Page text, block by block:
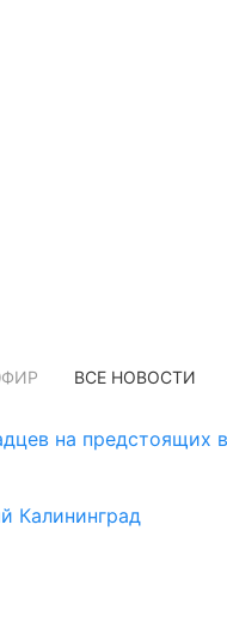
ВСЕ НОВОСТИ
на
Калининград